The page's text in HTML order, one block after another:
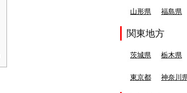
山形県 福島県
関東地方
茨城県 栃木県
東京都 神奈川